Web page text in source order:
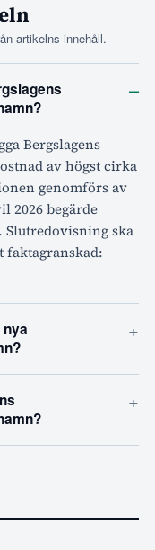
artikelns innehåll.
–
Bergslagens
av högst cirka
genomförs av
2026 begärde
ska
faktagranskad:
+
+